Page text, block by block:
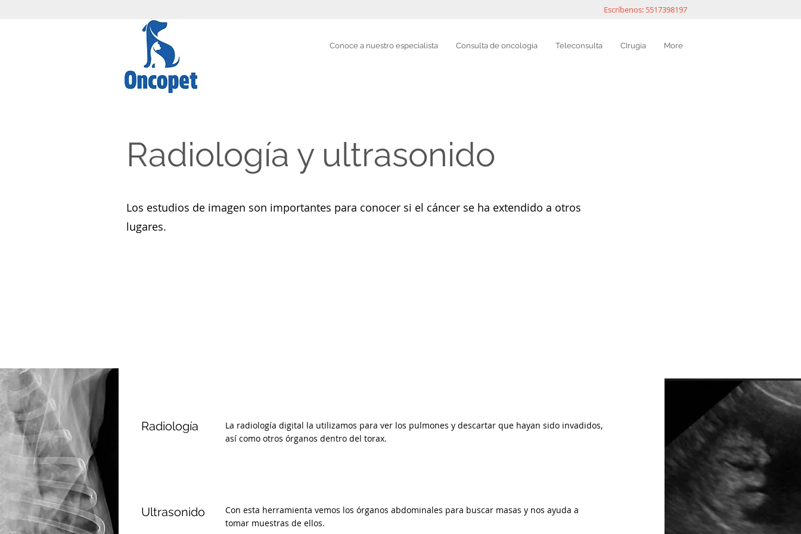
Escríbenos: 5517398197
Conoce a nuestro especialista Consulta de oncología Teleconsulta CIrugía More
Radiología y ultrasonido
Los estudios de imagen son importantes para conocer si el cáncer se ha extendido a otros
lugares.
Radiología
La radiología digital la utilizamos para ver los pulmones y descartar que hayan sido invadidos,
así como otros órganos dentro del torax.
Ultrasonido
Con esta herramienta vemos los órganos abdominales para buscar masas y nos ayuda a
tomar muestras de ellos.